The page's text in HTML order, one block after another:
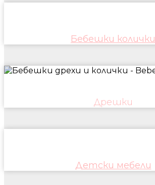
Бебешки колички
Дрешки
Детски мебели